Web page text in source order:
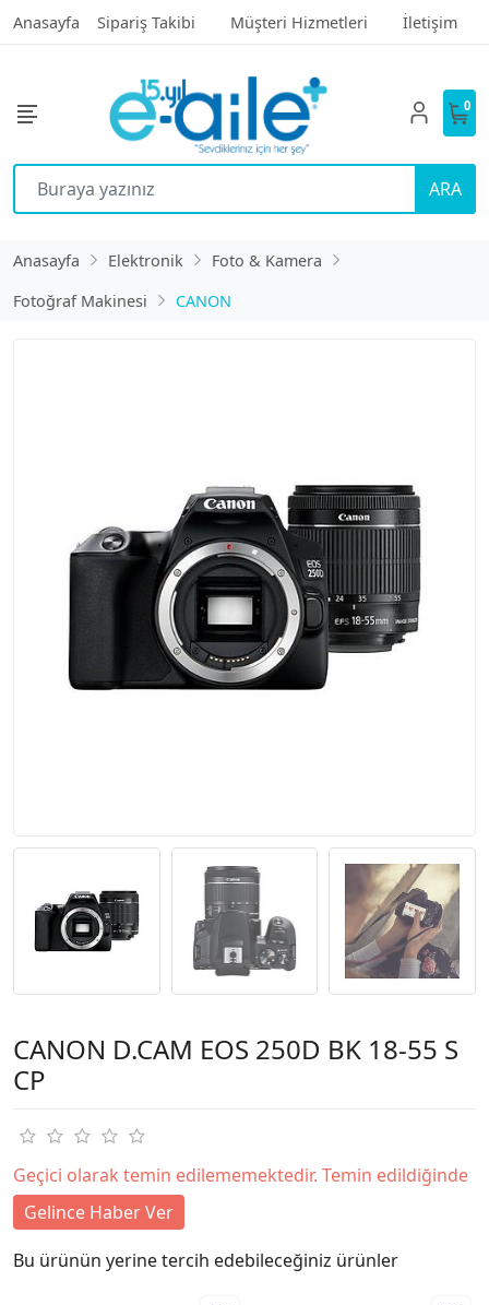
Anasayfa Sipariş Takibi Müşteri Hizmetleri İletişim
ARA
0
Anasayfa Elektronik
Foto & Kamera
Fotoğraf Makinesi
CANON
CANON D.CAM EOS 250D BK 18-55 S
CP
Geçici olarak temin edilememektedir. Temin edildiğinde
Gelince Haber Ver
Bu ürünün yerine tercih edebileceğiniz ürünler